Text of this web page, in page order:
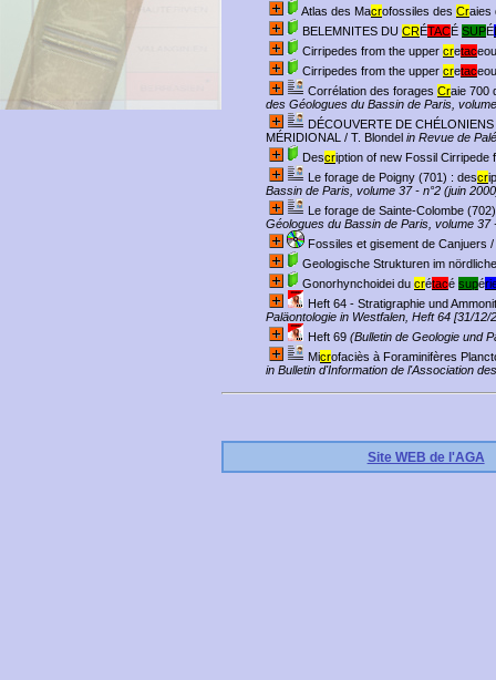
Atlas des Macrofossiles des Craies
BELEMNITES DU CRÉTACÉ SUPÉ
Cirripedes from the upper cretac
Cirripedes from the upper cretac
Corrélation des forages Craie 700
des Géologues du Bassin de Paris,
DÉCOUVERTE DE
MÉRIDIONAL
/ T. Blondel in Revue de
Description of new Fossil
Le forage de Poigny (701) : descr
Bassin de Paris, volume 37 - n°2 (juin
Le forage de Sainte-Colombe
Géologues du Bassin de Paris, volume 37
Fossiles et gisement de Canjuers /
Geologische Strukturen im
Gonorhynchoidei du crétacé supé
Heft 64 - Stratigraphie und
Paläontologie in Westfalen, Heft 64 [31/12/
Heft 69 (Bulletin de Geologie und
Microfaciès à Foraminifères
in Bulletin d'Information de l'Association
Site WEB de l'AGA